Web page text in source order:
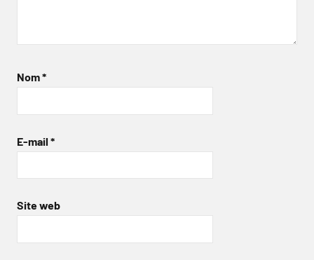
Nom*
E-mail *
Site web